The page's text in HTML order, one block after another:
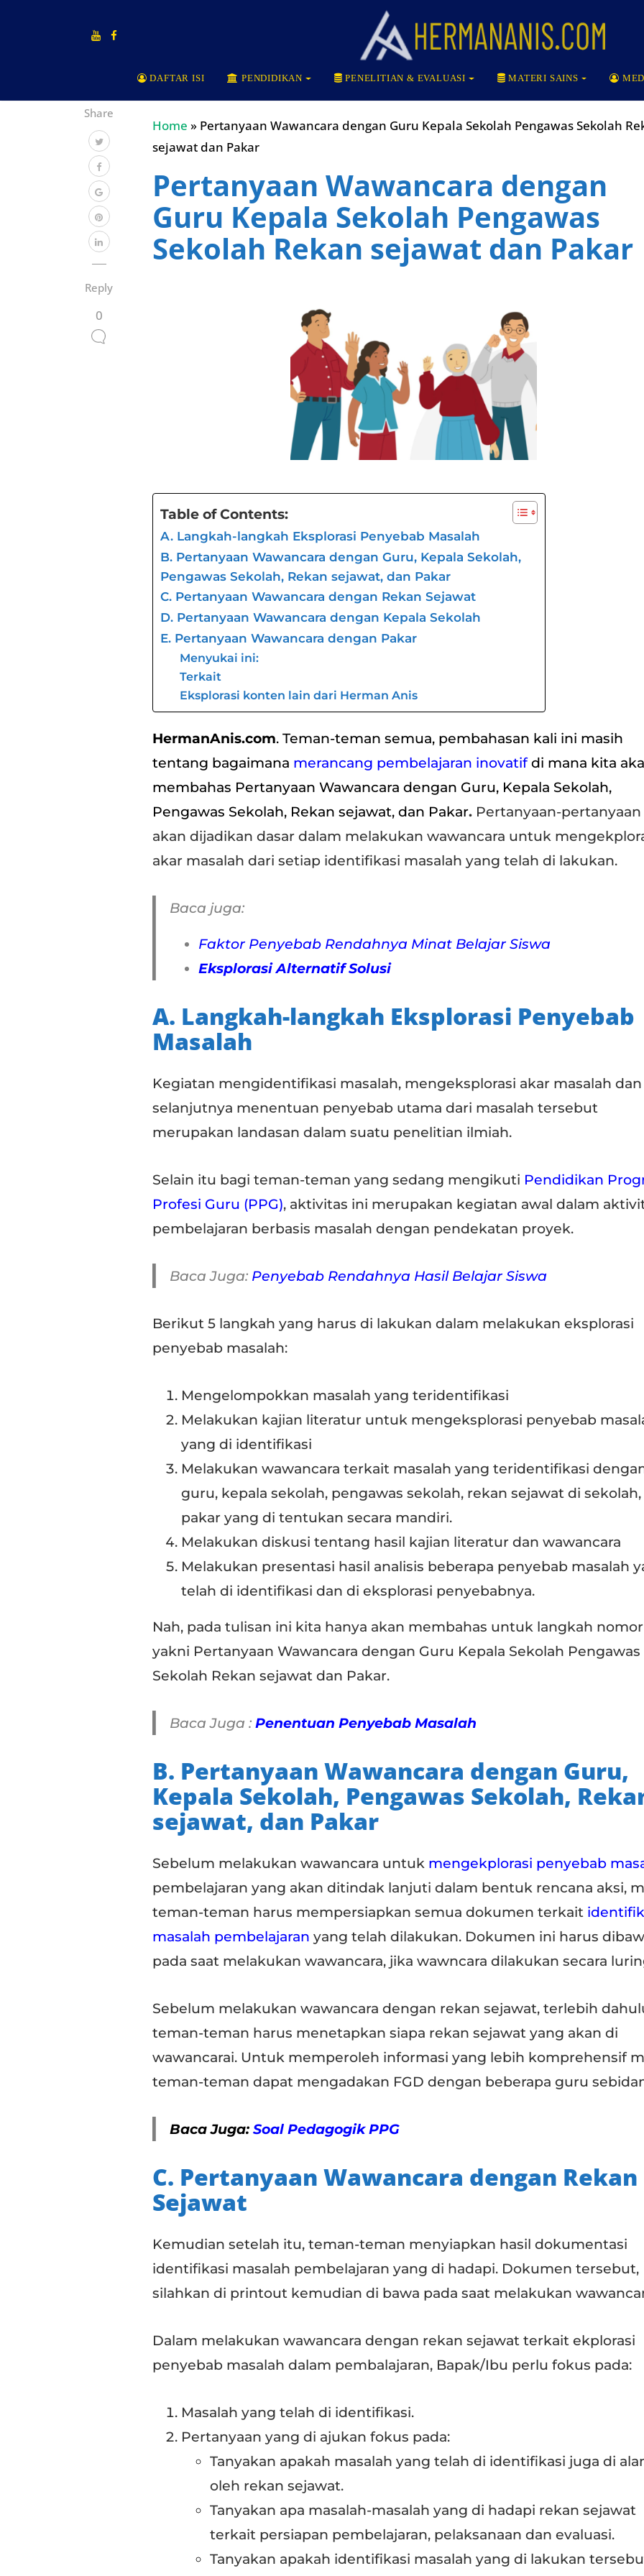
DAFTAR ISI PENDIDIKAN PENELITIAN & EVALUASI MATERI SAINS
Share
Reply
0
Home » Pertanyaan Wawancara dengan Guru Kepala Sekolah Pengawas Sekolah
sejawat dan Pakar
Pertanyaan Wawancara dengan
Guru Kepala Sekolah Pengawas
Sekolah Rekan sejawat dan Pakar
Table of Contents:
A. Langkah-langkah Eksplorasi Penyebab Masalah
B. Pertanyaan Wawancara dengan Guru, Kepala Sekolah,
Pengawas Sekolah, Rekan sejawat, dan Pakar
C. Pertanyaan Wawancara dengan Rekan Sejawat
D. Pertanyaan Wawancara dengan Kepala Sekolah
E. Pertanyaan Wawancara dengan Pakar
Menyukai ini:
Terkait
Eksplorasi konten lain dari Herman Anis
HermanAnis.com. Teman-teman semua, pembahasan kali ini masih
tentang bagaimana merancang pembelajaran inovatifdi mana kita
membahas Pertanyaan Wawancara dengan Guru, Kepala Sekolah,
Pengawas Sekolah, Rekan sejawat, dan Pakar. Pertanyaan-pertanyaan
akan dijadikan dasar dalam melakukan wawancara untuk
akar masalah dari setiap identifikasi masalah yang telah di lakukan.
Baca juga:
Faktor Penyebab Rendahnya Minat Belajar Siswa
Eksplorasi Alternatif Solusi
A. Langkah-langkah Eksplorasi Penyebab
Masalah
Kegiatan mengidentifikasi masalah, mengeksplorasi akar masalah dan
selanjutnya menentuan penyebab utama dari masalah tersebut
merupakan landasan dalam suatu penelitian ilmiah.
Selain itu bagi teman-teman yang sedang mengikuti Pendidikan
Profesi Guru (PPG), aktivitas ini merupakan kegiatan awal dalam
pembelajaran berbasis masalah dengan pendekatan proyek.
Baca Juga: Penyebab Rendahnya Hasil Belajar Siswa
Berikut 5 langkah yang harus di lakukan dalam melakukan eksplorasi
penyebab masalah:
Mengelompokkan masalah yang teridentifikasi
Melakukan kajian literatur untuk mengeksplorasi penyebab
yang di identifikasi
Melakukan wawancara terkait masalah yang teridentifikasi
guru, kepala sekolah, pengawas sekolah, rekan sejawat di sekolah,
pakar yang di tentukan secara mandiri.
Melakukan diskusi tentang hasil kajian literatur dan wawancara
Melakukan presentasi hasil analisis beberapa penyebab masalah
telah di identifikasi dan di eksplorasi penyebabnya.
Nah, pada tulisan ini kita hanya akan membahas untuk langkah
yakni Pertanyaan Wawancara dengan Guru Kepala Sekolah Pengawas
Sekolah Rekan sejawat dan Pakar.
Baca Juga : Penentuan Penyebab Masalah
B. Pertanyaan Wawancara dengan Guru,
Kepala Sekolah, Pengawas Sekolah,
sejawat, dan Pakar
Sebelum melakukan wawancara untuk mengekplorasi penyebab
pembelajaran yang akan ditindak lanjuti dalam bentuk rencana aksi,
teman-teman harus mempersiapkan semua dokumen terkait
masalah pembelajaran yang telah dilakukan. Dokumen ini harus
pada saat melakukan wawancara, jika wawncara dilakukan secara
Sebelum melakukan wawancara dengan rekan sejawat, terlebih
teman-teman harus menetapkan siapa rekan sejawat yang akan di
wawancarai. Untuk memperoleh informasi yang lebih komprehensif
teman-teman dapat mengadakan FGD dengan beberapa guru
Baca Juga: Soal Pedagogik PPG
C. Pertanyaan Wawancara dengan Rekan
Sejawat
Kemudian setelah itu, teman-teman menyiapkan hasil dokumentasi
identifikasi masalah pembelajaran yang di hadapi. Dokumen tersebut,
silahkan di printout kemudian di bawa pada saat melakukan
Dalam melakukan wawancara dengan rekan sejawat terkait ekplorasi
penyebab masalah dalam pembalajaran, Bapak/Ibu perlu fokus pada:
Masalah yang telah di identifikasi.
Pertanyaan yang di ajukan fokus pada:
Tanyakan apakah masalah yang telah di identifikasi juga di
oleh rekan sejawat.
Tanyakan apa masalah-masalah yang di hadapi rekan sejawat
terkait persiapan pembelajaran, pelaksanaan dan evaluasi.
Tanyakan apakah identifikasi masalah yang di lakukan